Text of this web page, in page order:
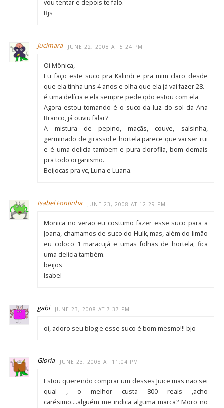
vou tentar e depois te falo.
Bjs
Jucimara JUNE 22, 2008 AT 5:24 PM
Oi Mônica,
Eu faço este suco pra Kalindi e pra mim claro desde
que ela tinha uns 4 anos e olha que ela já vai fazer 28.
é uma delícia e ela sempre pede qdo estou com ela
Agora estou tomando é o suco da luz do sol da Ana
Branco, já ouviu falar?
A mistura de pepino, maçãs, couve, salsinha,
germinado de girassol e hortelã parece que vai ser rui
e é uma delicia tambem e pura clorofila, bom demais
pra todo organismo.
Beijocas pra vc, Luna e Luana.
Isabel Fontinha JUNE 23, 2008 AT 12:29 PM
Monica no verão eu costumo fazer esse suco para a
Joana, chamamos de suco do Hulk, mas, além do limão
eu coloco 1 maracujá e umas folhas de hortelã, fica
uma delicia também.
beijos
Isabel
gabi JUNE 23, 2008 AT 7:37 PM
oi, adoro seu blog e esse suco é bom mesmo!!! bjo
Gloria JUNE 23, 2008 AT 11:04 PM
Estou querendo comprar um desses Juice mas não sei
qual , o melhor custa 800 reais ,acho
carésimo….alguém me indica alguma marca? Moro no